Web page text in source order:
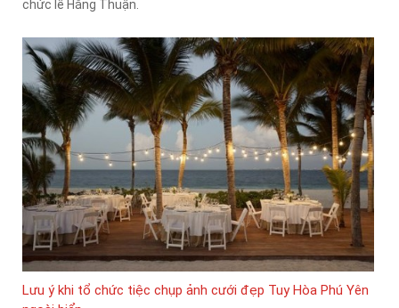
chức lễ Hằng Thuận.
Lưu ý khi tổ chức tiệc chụp ảnh cưới đẹp Tuy Hòa Phú Yên